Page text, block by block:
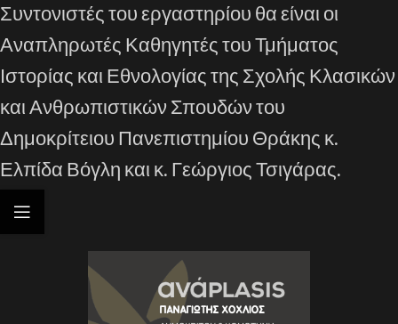
Συντονιστές του εργαστηρίου θα είναι οι
Αναπληρωτές Καθηγητές του Τμήματος
Ιστορίας και Εθνολογίας της Σχολής Κλασικών
και Ανθρωπιστικών Σπουδών του
Δημοκρίτειου Πανεπιστημίου Θράκης κ.
Ελπίδα Βόγλη και κ. Γεώργιος Τσιγάρας.